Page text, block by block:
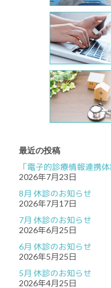
最近の投稿
「電子的診療情報連携
2026年7月23日
8月 休診のお知らせ
2026年7月17日
7月 休診のお知らせ
2026年6月25日
6月 休診のお知らせ
2026年5月25日
5月 休診のお知らせ
2026年4月25日